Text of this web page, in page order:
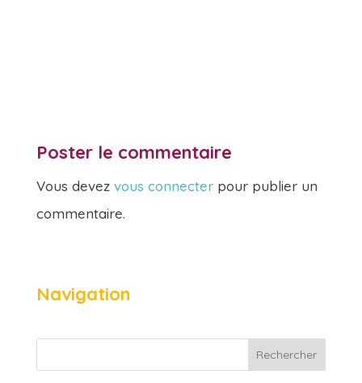
Poster le commentaire
Vous devez vous connecterpour publier un
commentaire.
Navigation
Rechercher